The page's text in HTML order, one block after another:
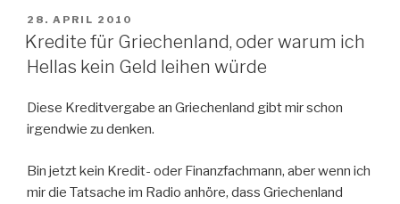
VERÖFFENTLICHT
AM
28. APRIL 2010
Kredite für Griechenland, oder warum ich
Hellas kein Geld leihen würde
Diese Kreditvergabe an Griechenland gibt mir schon
irgendwie zu denken.
Bin jetzt kein Kredit- oder Finanzfachmann, aber wenn ich
mir die Tatsache im Radio anhöre, dass Griechenland